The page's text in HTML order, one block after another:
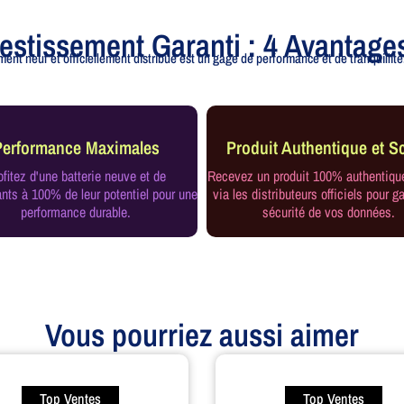
Garanti : 4
neuf et officiellement distribué est un gage de performance et de
Maximales
d'une batterie neuve et de
à 100% de leur potentiel pour une
performance durable.
Produit Authentique et
Recevez un produit 100%
via les distributeurs officiels pour
sécurité de vos données.
Vous pourriez aussi aimer
Top Ventes Top Ventes